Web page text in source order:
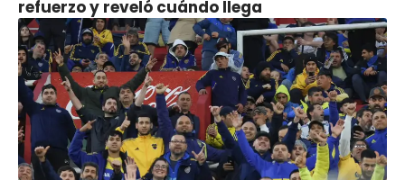
refuerzo y reveló cuándo llega